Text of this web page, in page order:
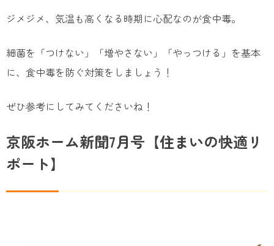
ジメジメ、気温も高くなる時期に心配なのが食中毒。
細菌を「つけない」「増やさない」「やっつける」を基本
に、食中毒を防ぐ対策をしましょう！
ぜひ参考にしてみてくださいね！
京阪ホーム新聞7月号【住まいの快適リ
ポート】